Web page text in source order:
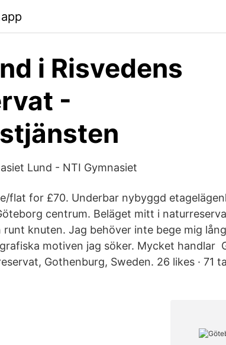
i Risvedens
-
Lund - NTI Gymnasiet
flat for £70. Underbar nybyggd
centrum. Beläget mitt i
runt knuten. Jag behöver inte bege mig
motiven jag söker. Mycket handlar
Gothenburg, Sweden. 26 likes · 71